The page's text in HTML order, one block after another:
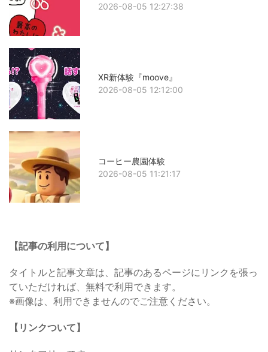
2026-08-05 12:27:38
XR新体験『moove』
2026-08-05 12:12:00
コーヒー農園体験
2026-08-05 11:21:17
【記事の利用について】
タイトルと記事文章は、記事のあるページにリンクを張っ
ていただければ、無料で利用できます。
※画像は、利用できませんのでご注意ください。
【リンクついて】